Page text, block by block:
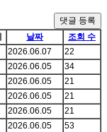
댓글 등록
날짜
조회 수
2026.06.07
22
2026.06.05
34
2026.06.05
21
2026.06.05
21
2026.06.05
21
2026.06.05
53